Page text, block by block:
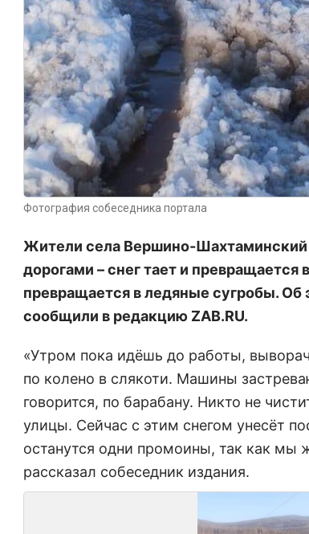
Фотография собеседника портала
Жители села Вершино-Шахтаминский
дорогами – снег тает и превращается
превращается в ледяные сугробы.
сообщили в редакцию ZAB.RU.
«Утром пока идёшь до работы,
по колено в слякоти. Машины
говорится, по барабану. Никто не
улицы. Сейчас с этим снегом унесёт
останутся одни промоины, так как мы
рассказал собеседник издания.